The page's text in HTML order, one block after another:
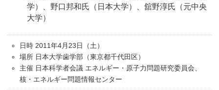
学）、野口邦和氏（日本大学）、舘野淳氏（元中央
大学）
日時 2011年4月23日（土）
場所 日本大学歯学部（東京都千代田区）
主催 日本科学者会議 エネルギー・原子力問題研究委員会、
核・エネルギー問題情報センター